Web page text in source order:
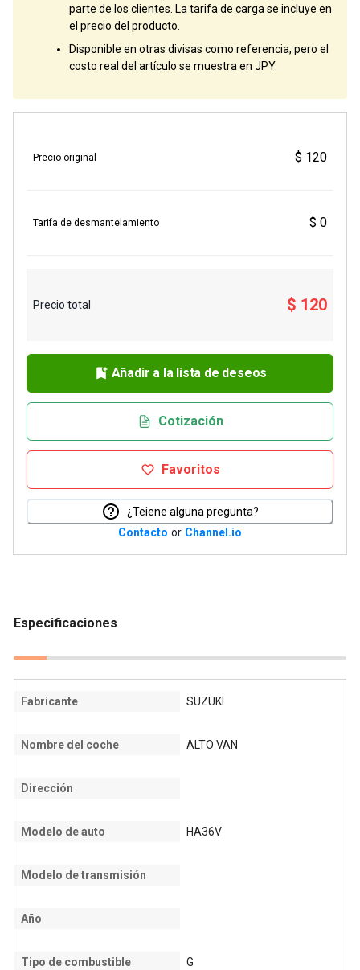
parte de los clientes. La tarifa de carga se incluye en
el precio del producto.
Disponible en otras divisas como referencia, pero el
costo real del artículo se muestra en JPY.
Precio original $ 120
Tarifa de desmantelamiento $ 0
Precio total $ 120
Añadir a la lista de deseos
Cotización
Favoritos
¿Teiene alguna pregunta?
Contacto or Channel.io
Especificaciones
Fabricante SUZUKI
Nombre del coche ALTO VAN
Dirección
Modelo de auto HA36V
Modelo de transmisión
Año
Tipo de combustible G